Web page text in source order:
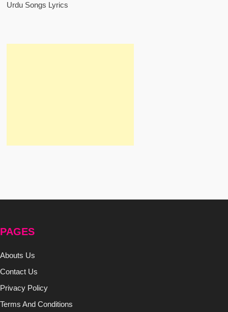
Urdu Songs Lyrics
PAGES
Abouts Us
Contact Us
Privacy Policy
Terms And Conditions